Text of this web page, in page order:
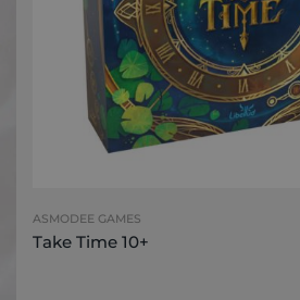
ASMODEE GAMES
Take Time 10+